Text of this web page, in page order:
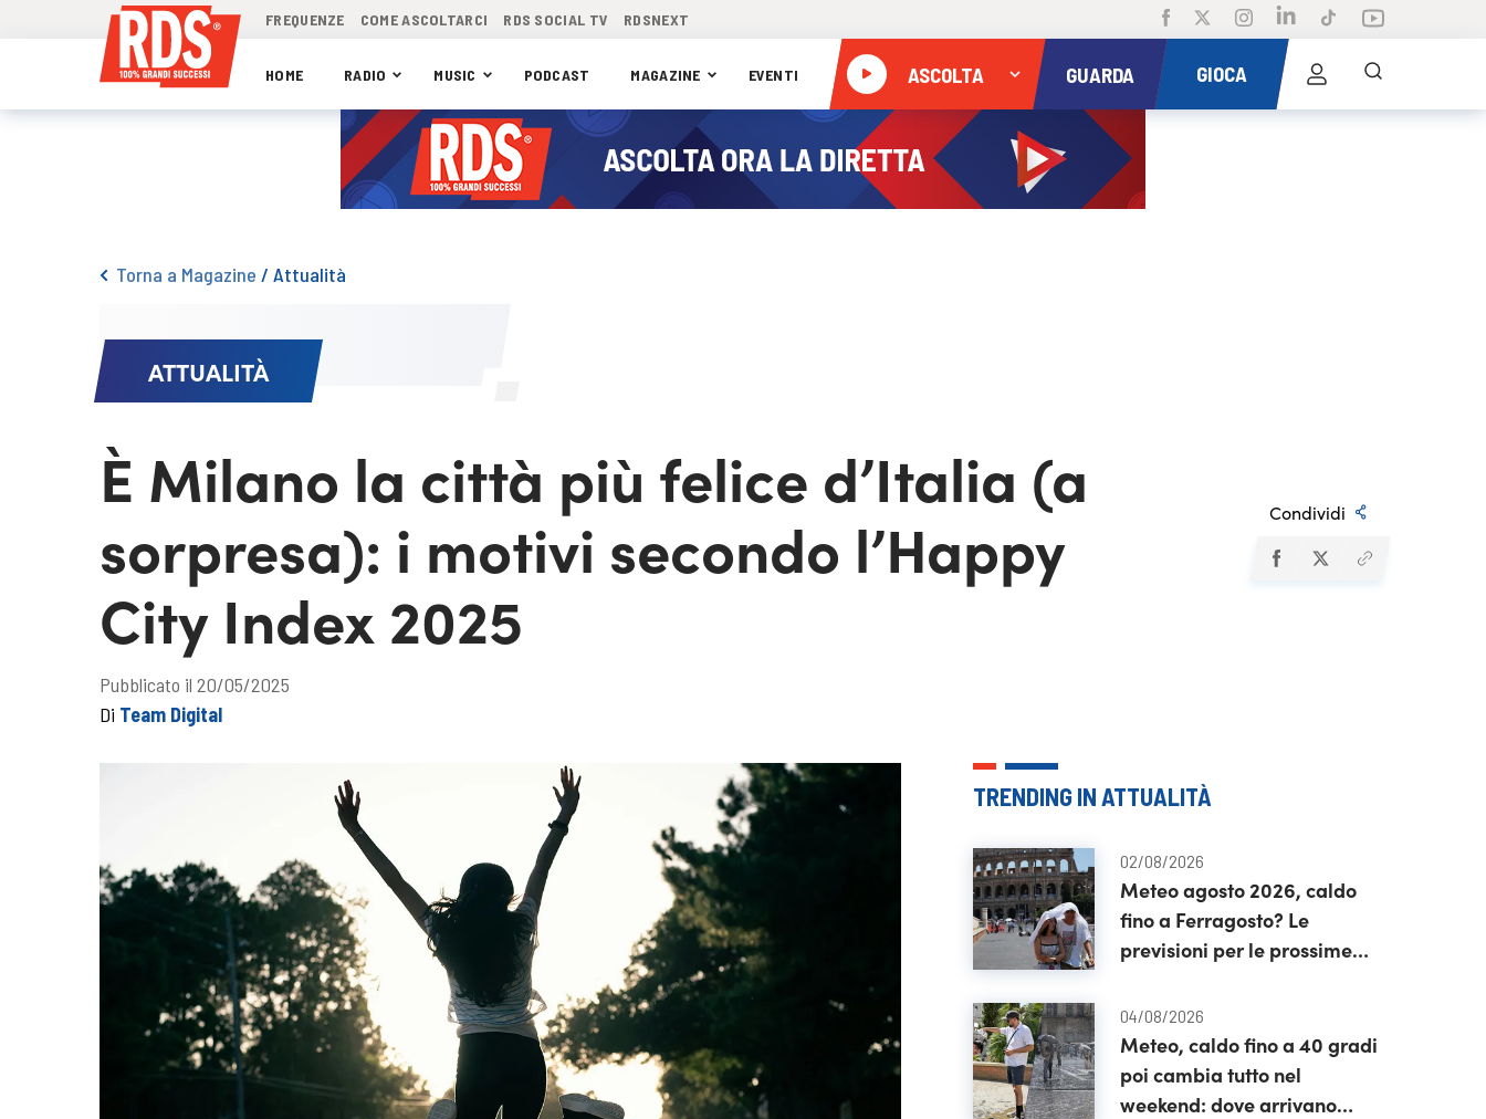
FREQUENZE COME ASCOLTARCI RDS SOCIAL TV RDSNEXT
HOME RADIO MUSIC PODCAST MAGAZINE EVENTI ASCOLTA GUARDA GIOCA
Torna a Magazine / Attualità
ATTUALITÀ
È Milano la città più felice d’Italia (a
sorpresa): i motivi secondo l’Happy
City Index 2025
Condividi
Pubblicato il 20/05/2025
Di Team Digital
TRENDING IN ATTUALITÀ
02/08/2026
Meteo agosto 2026, caldo
fino a Ferragosto? Le
previsioni per le prossime
04/08/2026
Meteo, caldo fino a 40 gradi
poi cambia tutto nel
weekend: dove arrivano